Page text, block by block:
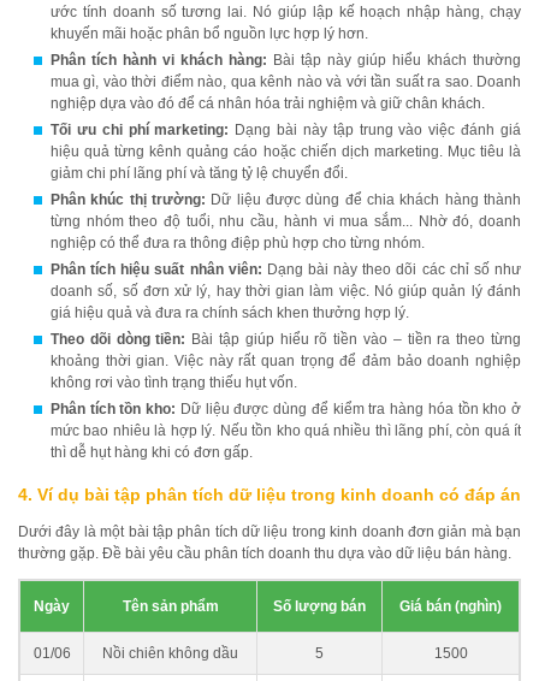
ước tính doanh số tương lai. Nó giúp lập kế hoạch nhập hàng, chạy
khuyến mãi hoặc phân bổ nguồn lực hợp lý hơn.
Phân tích hành vi khách hàng: Bài tập này giúp hiểu khách thường
mua gì, vào thời điểm nào, qua kênh nào và với tần suất ra sao. Doanh
nghiệp dựa vào đó để cá nhân hóa trải nghiệm và giữ chân khách.
Tối ưu chi phí marketing: Dạng bài này tập trung vào việc đánh giá
hiệu quả từng kênh quảng cáo hoặc chiến dịch marketing. Mục tiêu là
giảm chi phí lãng phí và tăng tỷ lệ chuyển đổi.
Phân khúc thị trường: Dữ liệu được dùng để chia khách hàng thành
từng nhóm theo độ tuổi, nhu cầu, hành vi mua sắm... Nhờ đó, doanh
nghiệp có thể đưa ra thông điệp phù hợp cho từng nhóm.
Phân tích hiệu suất nhân viên: Dạng bài này theo dõi các chỉ số như
doanh số, số đơn xử lý, hay thời gian làm việc. Nó giúp quản lý đánh
giá hiệu quả và đưa ra chính sách khen thưởng hợp lý.
Theo dõi dòng tiền: Bài tập giúp hiểu rõ tiền vào – tiền ra theo từng
khoảng thời gian. Việc này rất quan trọng để đảm bảo doanh nghiệp
không rơi vào tình trạng thiếu hụt vốn.
Phân tích tồn kho: Dữ liệu được dùng để kiểm tra hàng hóa tồn kho ở
mức bao nhiêu là hợp lý. Nếu tồn kho quá nhiều thì lãng phí, còn quá ít
thì dễ hụt hàng khi có đơn gấp.
4. Ví dụ bài tập phân tích dữ liệu trong kinh doanh có đáp án
Dưới đây là một bài tập phân tích dữ liệu trong kinh doanh đơn giản mà bạn
thường gặp. Đề bài yêu cầu phân tích doanh thu dựa vào dữ liệu bán hàng.
Ngày Tên sản phẩm Số lượng bán Giá bán (nghìn)
01/06 Nồi chiên không dầu 5 1500